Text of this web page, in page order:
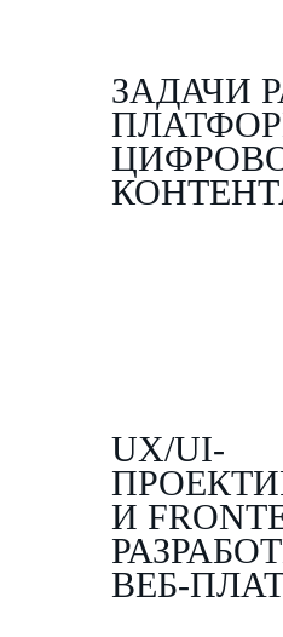
ЗАДАЧИ
UX/UI-
И
ВЕБ-